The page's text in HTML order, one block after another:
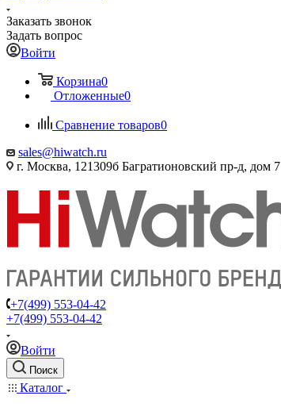
Заказать звонок
Задать вопрос
Войти
Корзина0
Отложенные0
Сравнение товаров0
sales@hiwatch.ru
г. Москва, 121309б Багратионовский пр-д, дом 7
+7(499) 553-04-42
+7(499) 553-04-42
Войти
Поиск
Каталог